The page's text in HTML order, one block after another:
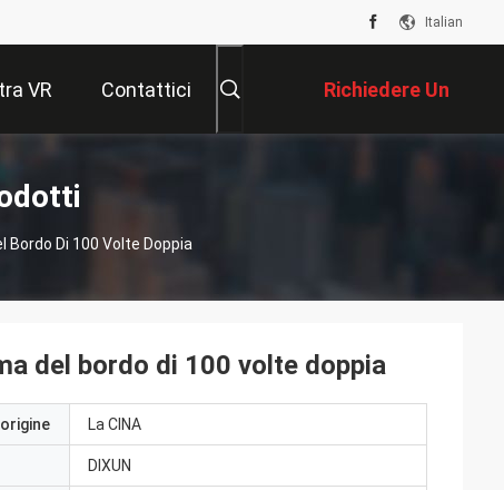
Italian
VR Contattici Richiedere Un
Preventivo
Bordo Di 100 Volte Doppia
del bordo di 100 volte doppia
La CINA
DIXUN